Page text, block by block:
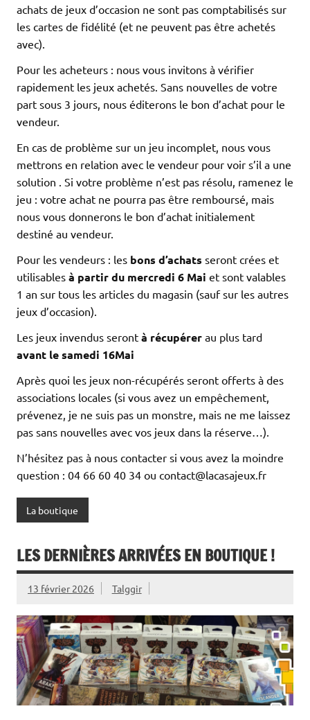
achats de jeux d’occasion ne sont pas comptabilisés sur
les cartes de fidélité (et ne peuvent pas être achetés
avec).
Pour les acheteurs : nous vous invitons à vérifier
rapidement les jeux achetés. Sans nouvelles de votre
part sous 3 jours, nous éditerons le bon d’achat pour le
vendeur.
En cas de problème sur un jeu incomplet, nous vous
mettrons en relation avec le vendeur pour voir s’il a une
solution . Si votre problème n’est pas résolu, ramenez le
jeu : votre achat ne pourra pas être remboursé, mais
nous vous donnerons le bon d’achat initialement
destiné au vendeur.
Pour les vendeurs : les bons d’achats seront crées et
utilisables à partir du mercredi 6 Mai et sont valables
1 an sur tous les articles du magasin (sauf sur les autres
jeux d’occasion).
Les jeux invendus seront à récupérer au plus tard
avant le samedi 16Mai
Après quoi les jeux non-récupérés seront offerts à des
associations locales (si vous avez un empêchement,
prévenez, je ne suis pas un monstre, mais ne me laissez
pas sans nouvelles avec vos jeux dans la réserve…).
N’hésitez pas à nous contacter si vous avez la moindre
question : 04 66 60 40 34 ou contact@lacasajeux.fr
La boutique
LES DERNIÈRES ARRIVÉES EN BOUTIQUE !
13 février 2026 Talggir